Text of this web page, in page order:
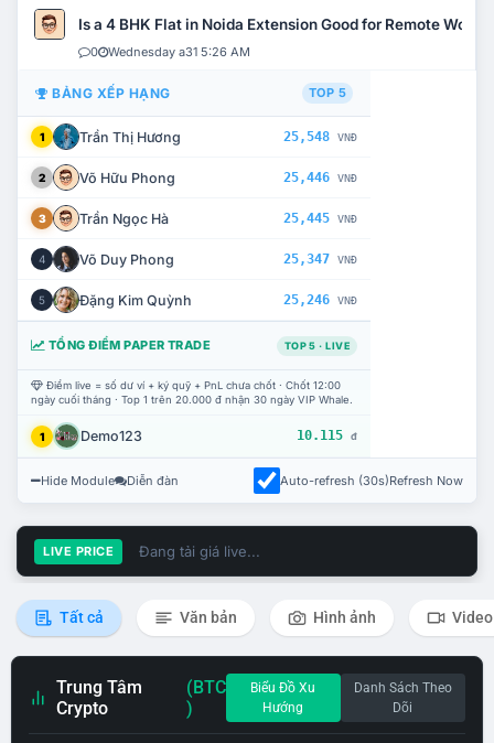
Is a 4 BHK Flat in Noida Extension Good for Remote Work?
0 Wednesday a31 5:26 AM
BẢNG XẾP HẠNG TOP 5
1 Trần Thị Hương 25,548 VNĐ
2 Võ Hữu Phong 25,446 VNĐ
3 Trần Ngọc Hà 25,445 VNĐ
4 Võ Duy Phong 25,347 VNĐ
5 Đặng Kim Quỳnh 25,246 VNĐ
TỔNG ĐIỂM PAPER TRADE TOP 5 · LIVE
Điểm live = số dư ví + ký quỹ + PnL chưa chốt · Chốt 12:00
ngày cuối tháng · Top 1 trên 20.000 đ nhận 30 ngày VIP Whale.
1 Demo123 10.115 đ
Hide Module Diễn đàn Auto-refresh (30s)Refresh Now
LIVE PRICE Đang tải giá live...
Tất cả Văn bản Hình ảnh Video
Trung Tâm
Crypto
(BTC
)
Biểu Đồ Xu
Hướng
Danh Sách Theo
Dõi